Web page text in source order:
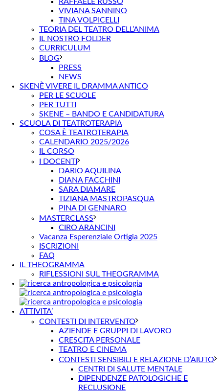
VIVIANA SANNINO
TINA VOLPICELLI
TEORIA DEL TEATRO DELL’ANIMA
IL NOSTRO FOLDER
CURRICULUM
BLOG
PRESS
NEWS
SKENÈ VIVERE IL DRAMMA ANTICO
PER LE SCUOLE
PER TUTTI
SKENE – BANDO E CANDIDATURA
SCUOLA DI TEATROTERAPIA
COSA È TEATROTERAPIA
CALENDARIO 2025/2026
IL CORSO
I DOCENTI
DARIO AQUILINA
DIANA FACCHINI
SARA DIAMARE
TIZIANA MASTROPASQUA
PINA DI GENNARO
MASTERCLASS
CIRO ARANCINI
Vacanza Esperenziale Ortigia 2025
ISCRIZIONI
FAQ
IL THEOGRAMMA
RIFLESSIONI SUL THEOGRAMMA
ATTIVITA’
CONTESTI DI INTERVENTO
AZIENDE E GRUPPI DI LAVORO
CRESCITA PERSONALE
TEATRO E CINEMA
CONTESTI SENSIBILI E RELAZIONE D’AIUTO
CENTRI DI SALUTE MENTALE
DIPENDENZE PATOLOGICHE E
RECLUSIONE